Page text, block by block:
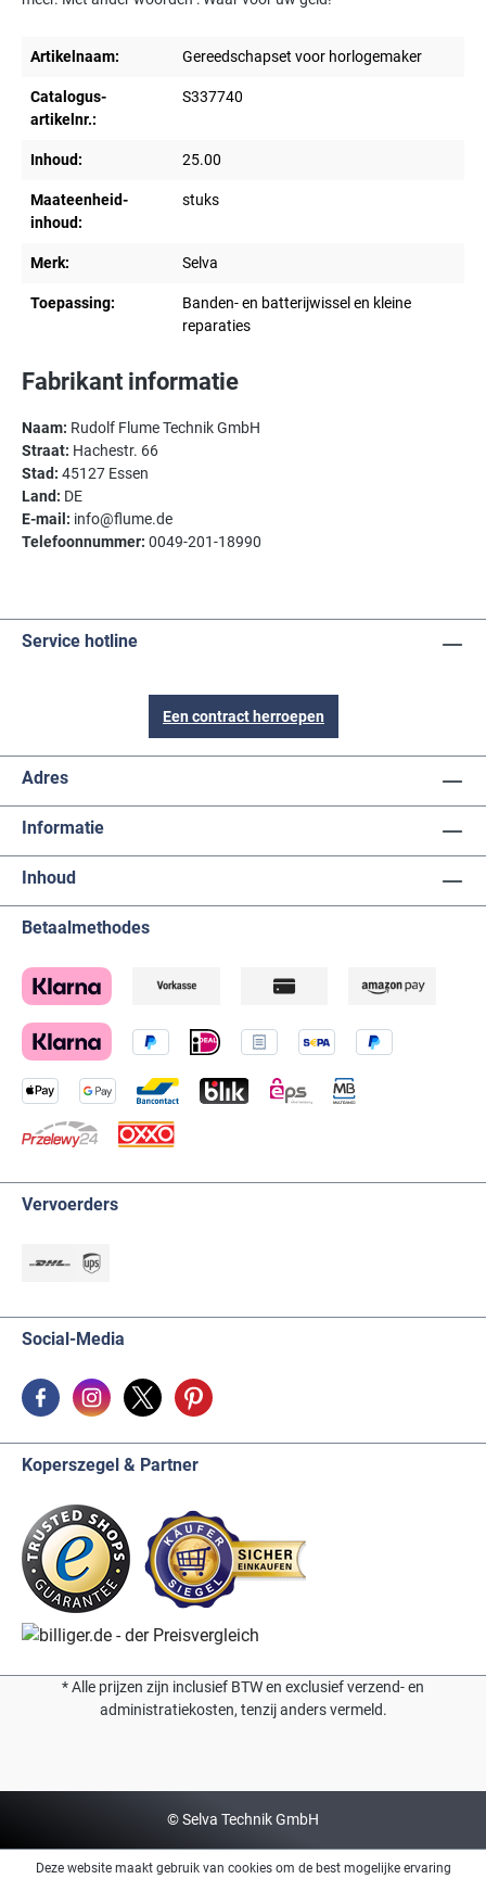
Artikelnaam: Gereedschapset voor horlogemaker
Catalogus-
artikelnr.:
S337740
Inhoud: 25.00
Maateenheid-
inhoud:
stuks
Merk: Selva
Toepassing:
Banden- en batterijwissel en kleine
reparaties
Fabrikant informatie
Naam: Rudolf Flume Technik GmbH
Straat: Hachestr. 66
Stad: 45127 Essen
Land: DE
E-mail: info@flume.de
Telefoonnummer: 0049-201-18990
Service hotline
Een contract herroepen
Adres
Informatie
Inhoud
Betaalmethodes
Vervoerders
Social-Media
Koperszegel & Partner
* Alle prijzen zijn inclusief BTW en exclusief verzend- en
administratiekosten, tenzij anders vermeld.
© Selva Technik GmbH
Deze website maakt gebruik van cookies om de best mogelijke ervaring